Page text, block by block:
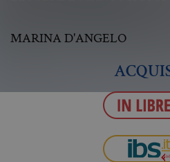
MARINA D'ANGELO